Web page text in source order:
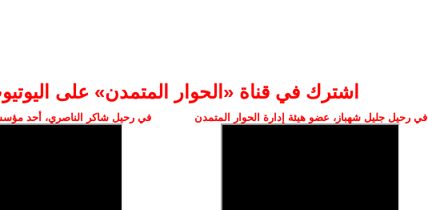
اشترك في قناة ‫«الحوار المتمدن» على
في رحيل جليل شهباز، عضو هيئة إدارة الحوار المتمدن في رحيل شاكر الناصري، أحد